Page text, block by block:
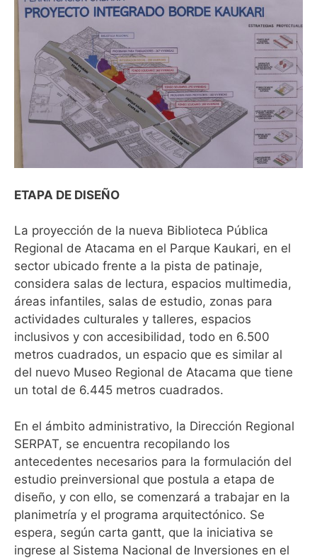
ETAPA DE DISEÑO
La proyección de la nueva Biblioteca Pública
Regional de Atacama en el Parque Kaukari, en el
sector ubicado frente a la pista de patinaje,
considera salas de lectura, espacios multimedia,
áreas infantiles, salas de estudio, zonas para
actividades culturales y talleres, espacios
inclusivos y con accesibilidad, todo en 6.500
metros cuadrados, un espacio que es similar al
del nuevo Museo Regional de Atacama que tiene
un total de 6.445 metros cuadrados.
En el ámbito administrativo, la Dirección Regional
SERPAT, se encuentra recopilando los
antecedentes necesarios para la formulación del
estudio preinversional que postula a etapa de
diseño, y con ello, se comenzará a trabajar en la
planimetría y el programa arquitectónico. Se
espera, según carta gantt, que la iniciativa se
ingrese al Sistema Nacional de Inversiones en el